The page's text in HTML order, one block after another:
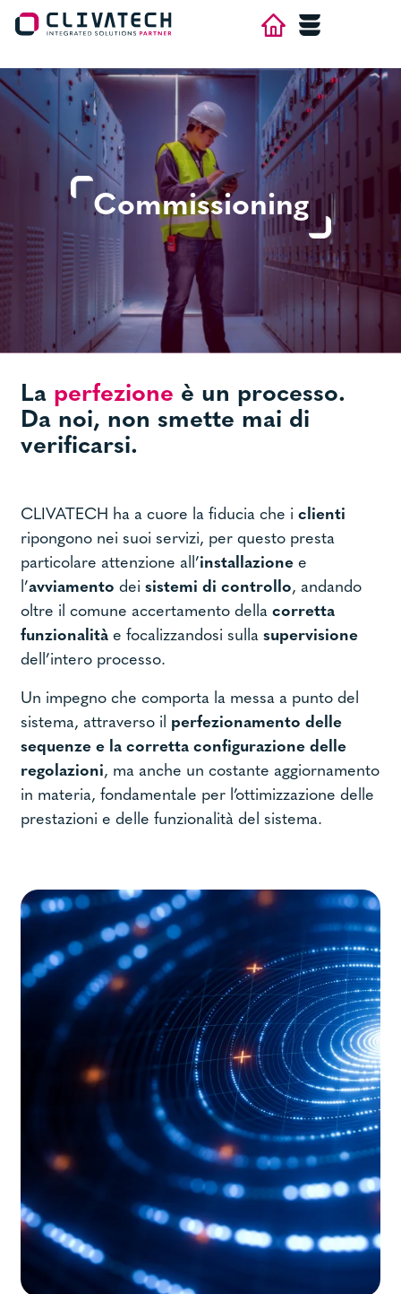
HOME
AZIENDA
AREE
CONTATTI
LAVORA CON NOI
Commissioning
La perfezione è un processo.
Da noi, non smette mai di
verificarsi.
CLIVATECH ha a cuore la fiducia che i clienti
ripongono nei suoi servizi, per questo presta
particolare attenzione all’installazione e
l’avviamento dei sistemi di controllo, andando
oltre il comune accertamento della corretta
funzionalità e focalizzandosi sulla supervisione
dell’intero processo.
Un impegno che comporta la messa a punto del
sistema, attraverso il perfezionamento delle
sequenze e la corretta configurazione delle
regolazioni, ma anche un costante aggiornamento
in materia, fondamentale per l’ottimizzazione delle
prestazioni e delle funzionalità del sistema.